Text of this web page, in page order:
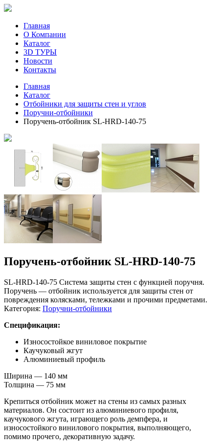
Главная
О Компании
Каталог
3D ТУРЫ
Новости
Контакты
Главная
Каталог
Отбойники для защиты стен и углов
Поручни-отбойники
Поручень-отбойник SL-HRD-140-75
Поручень-отбойник SL-HRD-140-75
SL-HRD-140-75 Система защиты стен с функцией поручня.
Поручень — отбойник используется для защиты стен от
повреждения колясками, тележками и прочими предметами.
Категория: Поручни-отбойники
Спецификация:
Износостойкое виниловое покрытие
Каучуковый жгут
Алюминиевый профиль
Ширина — 140 мм
Толщина — 75 мм
Крепиться отбойник может на стены из самых разных
материалов. Он состоит из алюминиевого профиля,
каучукового жгута, играющего роль демпфера, и
износостойкого винилового покрытия, выполняющего,
помимо прочего, декоративную задачу.